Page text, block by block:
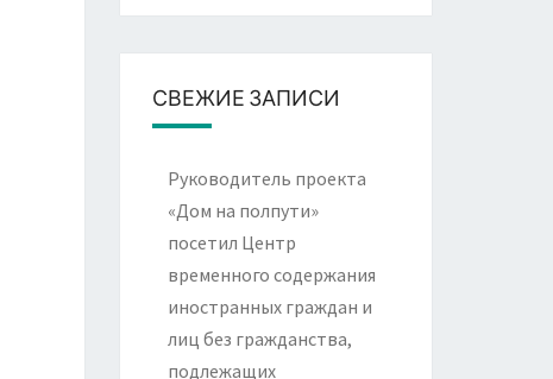
СВЕЖИЕ ЗАПИСИ
Руководитель проекта
«Дом на полпути»
посетил Центр
временного содержания
иностранных граждан и
лиц без гражданства,
подлежащих